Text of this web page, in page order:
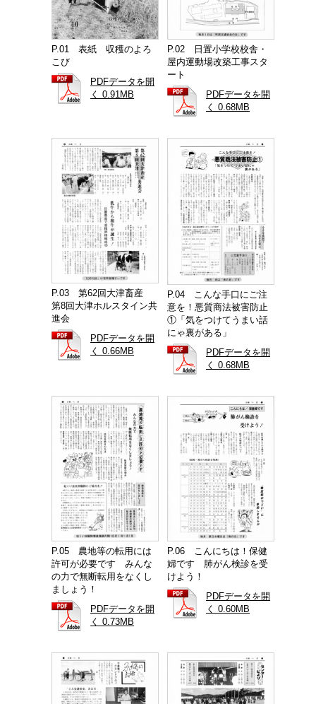
P.01 表紙 収穫のよろ
こび
PDFデータを開
く 0.91MB
P.02 日置小学校校舎・
屋内運動場改築工事スタ
ート
PDFデータを開
く 0.68MB
P.03 第62回大津畜産
第8回大津ホルスタイン共
進会
PDFデータを開
く 0.66MB
P.04 こんな手口にご注
意を！悪質商法被害防止
①「気をつけてうまい話
にゃ裏がある」
PDFデータを開
く 0.68MB
P.05 農地等の転用には
許可が必要です みんな
の力で無断転用をなくし
ましょう！
PDFデータを開
く 0.73MB
P.06 こんにちは！保健
婦です 肺がん検診を受
けよう！
PDFデータを開
く 0.60MB